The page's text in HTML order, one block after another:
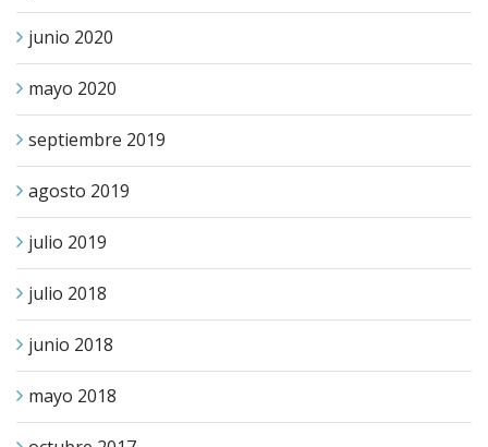
junio 2020
mayo 2020
septiembre 2019
agosto 2019
julio 2019
julio 2018
junio 2018
mayo 2018